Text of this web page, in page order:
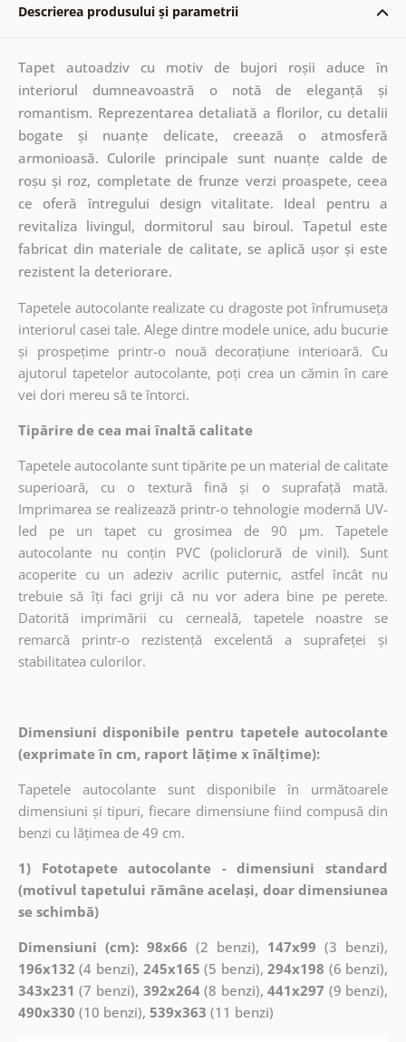
Descrierea produsului și parametrii
Tapet autoadziv cu motiv de bujori roșii aduce în
interiorul dumneavoastră o notă de eleganță și
romantism. Reprezentarea detaliată a florilor, cu detalii
bogate și nuanțe delicate, creează o atmosferă
armonioasă. Culorile principale sunt nuanțe calde de
roșu și roz, completate de frunze verzi proaspete, ceea
ce oferă întregului design vitalitate. Ideal pentru a
revitaliza livingul, dormitorul sau biroul. Tapetul este
fabricat din materiale de calitate, se aplică ușor și este
rezistent la deteriorare.
Tapetele autocolante realizate cu dragoste pot înfrumuseța
interiorul casei tale. Alege dintre modele unice, adu bucurie
și prospețime printr-o nouă decorațiune interioară. Cu
ajutorul tapetelor autocolante, poți crea un cămin în care
vei dori mereu să te întorci.
Tipărire de cea mai înaltă calitate
Tapetele autocolante sunt tipărite pe un material de calitate
superioară, cu o textură fină și o suprafață mată.
Imprimarea se realizează printr-o tehnologie modernă UV-
led pe un tapet cu grosimea de 90 µm. Tapetele
autocolante nu conțin PVC (policlorură de vinil). Sunt
acoperite cu un adeziv acrilic puternic, astfel încât nu
trebuie să îți faci griji că nu vor adera bine pe perete.
Datorită imprimării cu cerneală, tapetele noastre se
remarcă printr-o rezistență excelentă a suprafeței și
stabilitatea culorilor.
Dimensiuni disponibile pentru tapetele autocolante
(exprimate în cm, raport lățime x înălțime):
Tapetele autocolante sunt disponibile în următoarele
dimensiuni și tipuri, fiecare dimensiune fiind compusă din
benzi cu lățimea de 49 cm.
1) Fototapete autocolante - dimensiuni standard
(motivul tapetului rămâne același, doar dimensiunea
se schimbă)
Dimensiuni (cm): 98x66 (2 benzi), 147x99 (3 benzi),
196x132 (4 benzi), 245x165 (5 benzi),294x198 (6 benzi),
343x231 (7 benzi), 392x264(8 benzi),441x297 (9 benzi),
490x330 (10 benzi), 539x363 (11 benzi)